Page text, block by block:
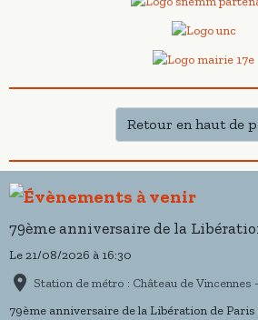
Retour en haut de
79ème anniversaire de la
Le 21/08/2026 à 16:30
Station de métro : Château de Vincennes
79ème anniversaire de la Libération de Paris